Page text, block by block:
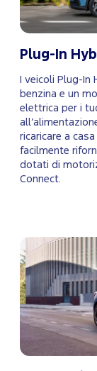
Plug-In
I veicoli Plug-
benzina e un
elettrica per i
ricaricare a
facilmente
dotati di
Connect.